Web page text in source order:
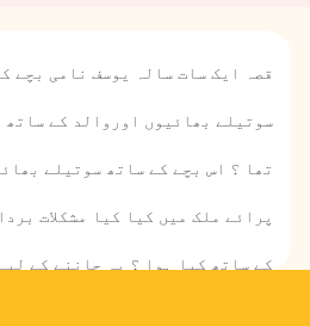
قصہ ایک سات سالہ یوسف نامی بچے
سوتیلے بھائیوں اوروالد کے
تھا ؟ اس بچے کے ساتھ سوتیلے
پرائے ملک میں کیا کیا مشکلات
کے ساتھ کیا ہوا ؟ یہ جاننے کے